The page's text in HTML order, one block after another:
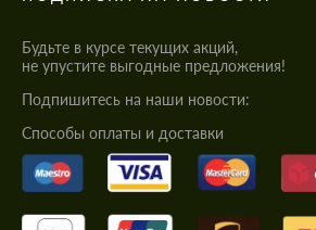
Будьте в курсе текущих акций,
не упустите выгодные предложения!
Подпишитесь на наши новости:
Cпособы оплаты и доставки